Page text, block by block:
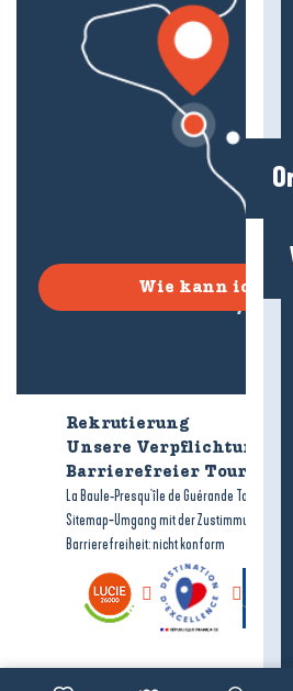
Wie kann ich
Rekrutierung
Unsere Verpflichtungen
Barrierefreier Tourismus
La Baule-Presqu'île de Guérande Tourismus
Sitemap-Umgang mit der Zustimmung
Barrierefreiheit: nicht konform